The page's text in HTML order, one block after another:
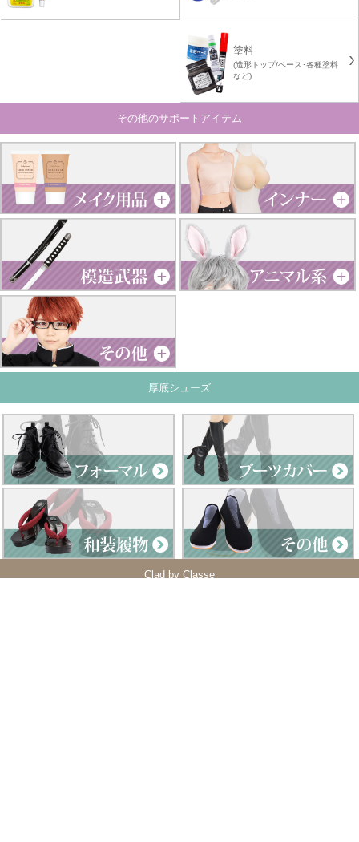
塗料
(造形トップ/ベース･各種塗料
など)
その他のサポートアイテム
厚底シューズ
Clad by Classe